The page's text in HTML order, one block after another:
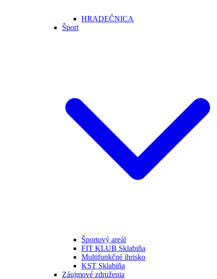
HRADEČNICA
Šport
Športový areál
FIT KLUB Sklabiňa
Multifunkčné ihrisko
KST Sklabiňa
Záujmové združenia